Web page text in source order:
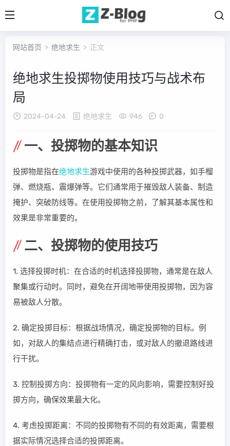
网站首页 > 绝地求生 > 正文
绝地求生投掷物使用技巧与战术布
局
2024-04-24 绝地求生 946 0
一、投掷物的基本知识
投掷物是指在绝地求生游戏中使用的各种投掷武器，如手榴
弹、燃烧瓶、震爆弹等。它们通常用于摧毁敌人装备、制造
掩护、突破防线等。在使用投掷物之前，了解其基本属性和
效果是非常重要的。
二、投掷物的使用技巧
1. 选择投掷时机：在合适的时机选择投掷物，通常是在敌人
聚集或行动时。同时，避免在开阔地带使用投掷物，因为容
易被敌人分散。
2. 确定投掷目标：根据战场情况，确定投掷物的目标。例
如，对敌人的集结点进行精确打击，或对敌人的撤退路线进
行干扰。
3. 控制投掷方向：投掷物有一定的风向影响，需要控制好投
掷方向，确保效果最大化。
4. 考虑投掷距离：不同的投掷物有不同的有效距离，需要根
据实际情况选择合适的投掷距离。